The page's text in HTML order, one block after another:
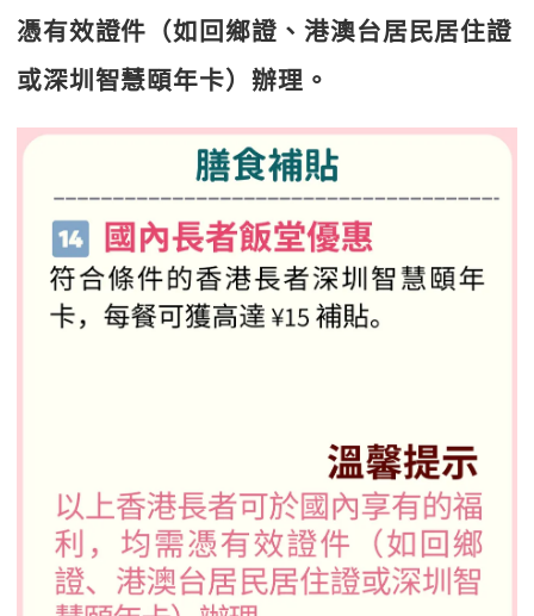
憑有效證件（如回鄉證、港澳台居民居住證
或深圳智慧頤年卡）辦理。